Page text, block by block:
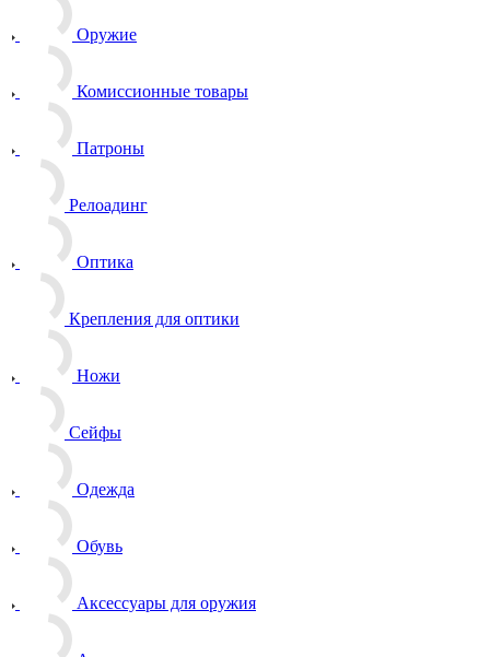
Оружие
Комиссионные товары
Патроны
Релоадинг
Оптика
Крепления для оптики
Ножи
Сейфы
Одежда
Обувь
Аксессуары для оружия